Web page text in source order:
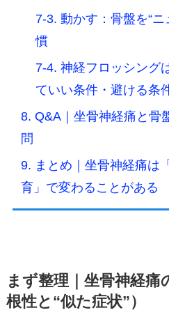
7-3. 動かす：骨盤を“
慣
7-4. 神経フロッシング
ていい条件・避ける条
8. Q&A｜坐骨神経痛と骨
問
9. まとめ｜坐骨神経痛は
育」で変わることがある
まず整理｜坐骨神経
根性と“似た症状”）